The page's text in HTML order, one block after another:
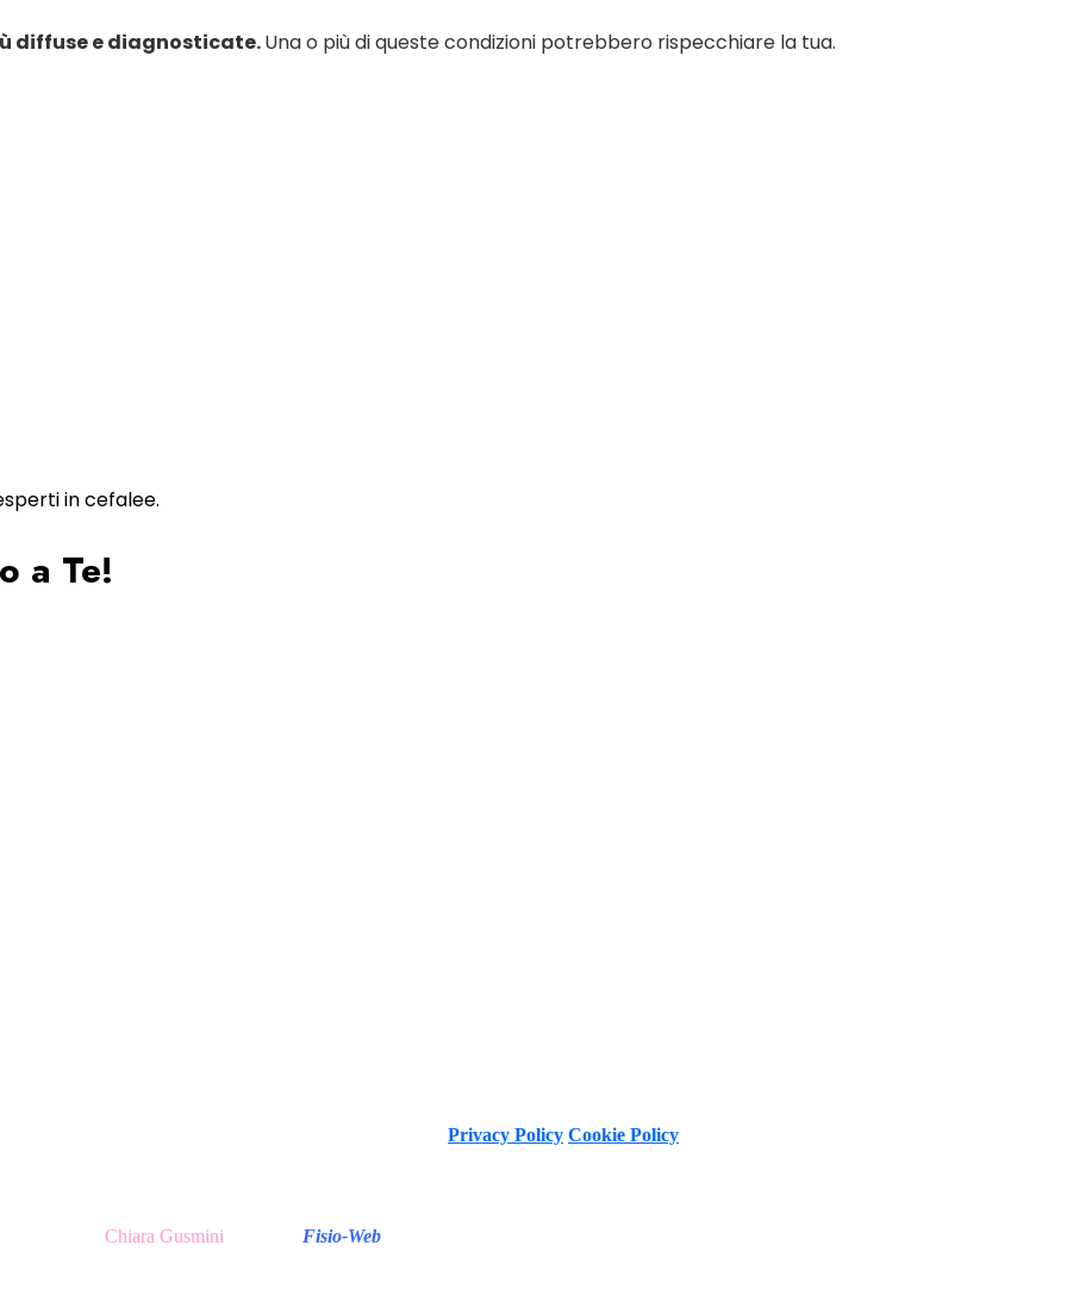
diffuse e diagnosticate.Una o più di queste condizioni potrebbero rispecchiare la tua.
in cefalee.
a Te!
Privacy Policy Cookie Policy
Chiara Gusmini Fisio-Web